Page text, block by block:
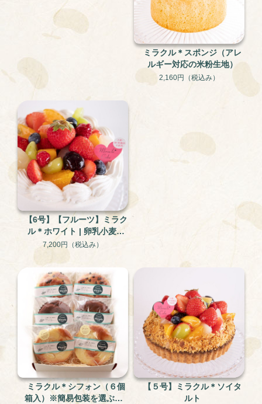
ミラクル＊スポンジ（アレ
ルギー対応の米粉生地）
2,160円 （税込み）
【6号】【フルーツ】ミラク
ル＊ホワイト | 卵乳小麦不
使用 米粉と大豆のグルテ
ケーキ
7,200円 （税込み）
ミラクル＊シフォン（６個
箱入）※簡易包装を選ぶと1
【５号】ミラクル＊ソイタ
ルト